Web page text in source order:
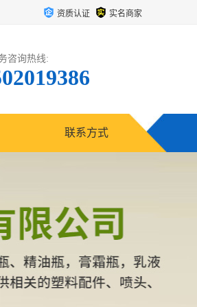
资质认证 实名商家
咨询热线:
联系方式